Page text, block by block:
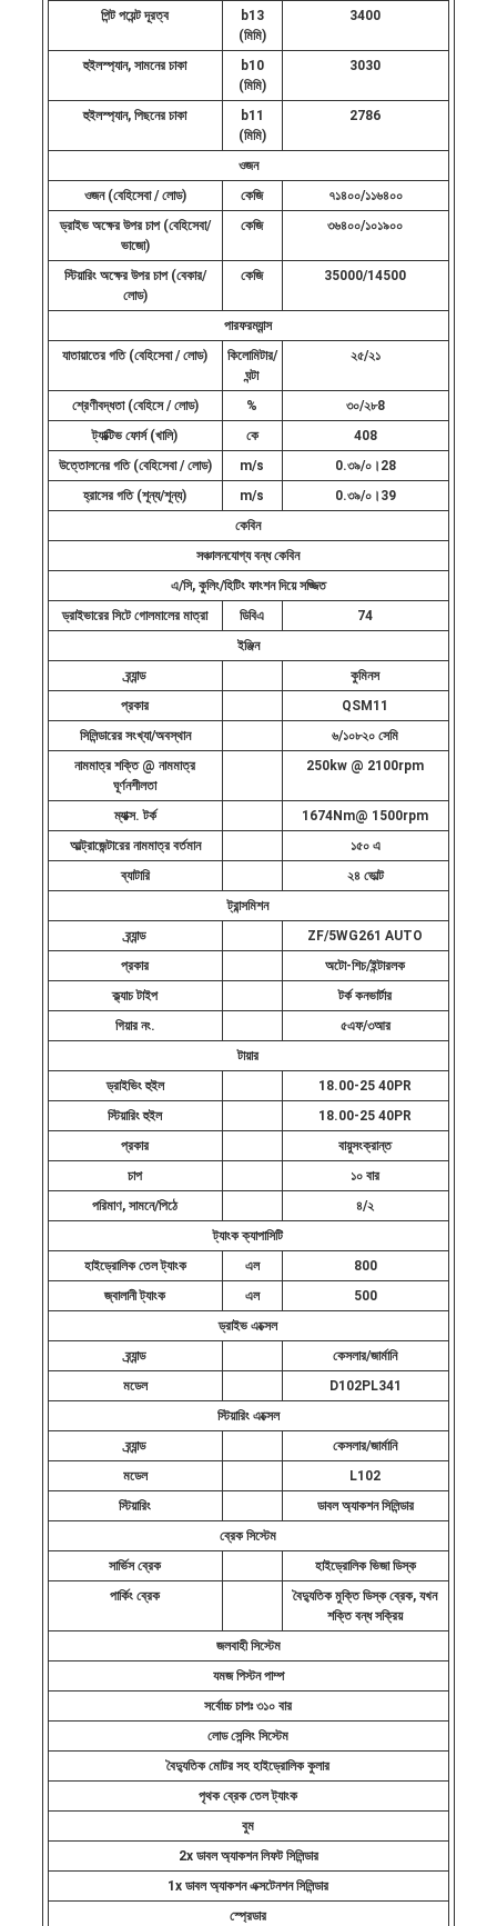
পিন্ট পয়েন্ট দূরত্ব
b13
(মিমি)
3400
হুইলস্প্যান, সামনের চাকা
b10
(মিমি)
3030
হুইলস্প্যান, পিছনের চাকা
b11
(মিমি)
2786
ওজন
ওজন (বেহিসেবা / লোড)
কেজি
৭১৪০০/১১৬৪০০
ড্রাইভ অক্ষের উপর চাপ (বেহিসেবা/
ভাজো)
কেজি ৩৬৪০০/১০১৯০০
স্টিয়ারিং অক্ষের উপর চাপ (বেকার/
লোড)
কেজি 35000/14500
পারফরম্যান্স
যাতায়াতের গতি (বেহিসেবা / লোড)
কিলোমিটার/
ঘন্টা
২৫/২১
শ্রেণীবদ্ধতা (বেহিসে / লোড) %
৩০/২৮8
ট্যাক্টিভ ফোর্স (খালি)
কে
408
উত্তোলনের গতি (বেহিসেবা / লোড)
m/s
0.৩৯/০।28
হ্রাসের গতি (শূন্য/শূন্য)
m/s
0.৩৯/০।39
কেবিন
সঞ্চালনযোগ্য বন্ধ কেবিন
এ/সি, কুলিং/হিটিং ফাংশন দিয়ে সজ্জিত
ড্রাইভারের সিটে গোলমালের মাত্রা
ডিবিএ
74
ইঞ্জিন
ব্র্যান্ড
কুমিনস
প্রকার
QSM11
সিলিন্ডারের সংখ্যা/অবস্থান
৬/১০৮২০ সেমি
নামমাত্র শক্তি @ নামমাত্র
ঘূর্ণনশীলতা
250kw @ 2100rpm
ম্যাক্স. টর্ক
1674Nm@ 1500rpm
আল্ট্রাজেন্টারের নামমাত্র বর্তমান
১৫০ এ
ব্যাটারি
২৪ ভোল্ট
ট্রান্সমিশন
ব্র্যান্ড
ZF/5WG261 AUTO
প্রকার
অটো-শিচ/ইন্টারলক
ক্ল্যাচ টাইপ
টর্ক কনভার্টার
গিয়ার নং.
৫এফ/৩আর
টায়ার
ড্রাইভিং হুইল
18.00-25 40PR
স্টিয়ারিং হুইল
18.00-25 40PR
প্রকার
বায়ুসংক্রান্ত
চাপ
১০ বার
পরিমাণ, সামনে/পিঠে
৪/২
ট্যাংক ক্যাপাসিটি
হাইড্রোলিক তেল ট্যাংক
এল
800
জ্বালানী ট্যাংক
এল
500
ড্রাইভ এক্সেল
ব্র্যান্ড
কেসলার/জার্মানি
মডেল
D102PL341
স্টিয়ারিং এক্সেল
ব্র্যান্ড
কেসলার/জার্মানি
মডেল
L102
স্টিয়ারিং
ডাবল অ্যাকশন সিলিন্ডার
ব্রেক সিস্টেম
সার্ভিস ব্রেক
হাইড্রোলিক ভিজা ডিস্ক
পার্কিং ব্রেক
বৈদ্যুতিক মুক্তি ডিস্ক ব্রেক, যখন
শক্তি বন্ধ সক্রিয়
জলবাহী সিস্টেম
যমজ পিস্টন পাম্প
সর্বোচ্চ চাপঃ ৩১০ বার
লোড সেন্সিং সিস্টেম
বৈদ্যুতিক মোটর সহ হাইড্রোলিক কুলার
পৃথক ব্রেক তেল ট্যাংক
বুম
2x ডাবল অ্যাকশন লিফট সিলিন্ডার
1x ডাবল অ্যাকশন এক্সটেনশন সিলিন্ডার
স্প্রেডার